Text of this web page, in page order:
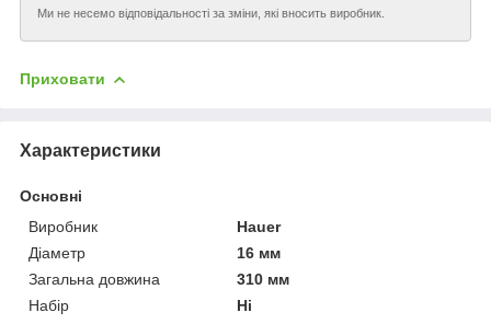
Ми не несемо відповідальності за зміни, які вносить виробник.
Приховати
Характеристики
Основні
Виробник
Hauer
Діаметр
16 мм
Загальна довжина
310 мм
Набір
Ні